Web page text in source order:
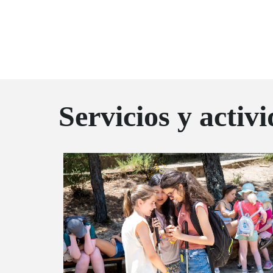
Servicios y